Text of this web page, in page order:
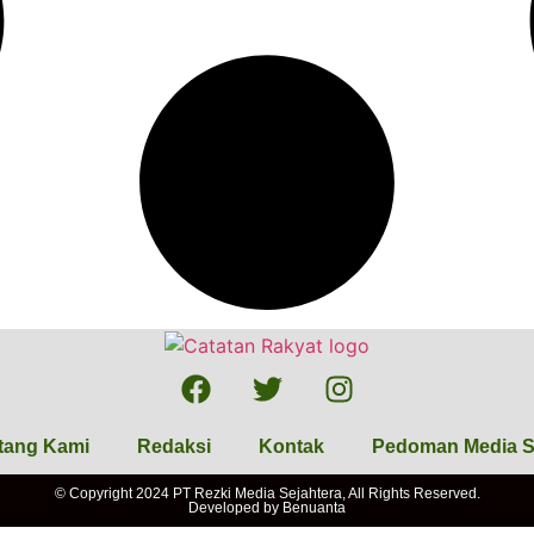
Kami Redaksi Kontak Pedoman Media
© Copyright 2024 PT Rezki Media Sejahtera, All Rights Reserved.
Developed by Benuanta